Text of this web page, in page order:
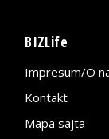
BIZLife
Impresum/O
Kontakt
Mapa sajta